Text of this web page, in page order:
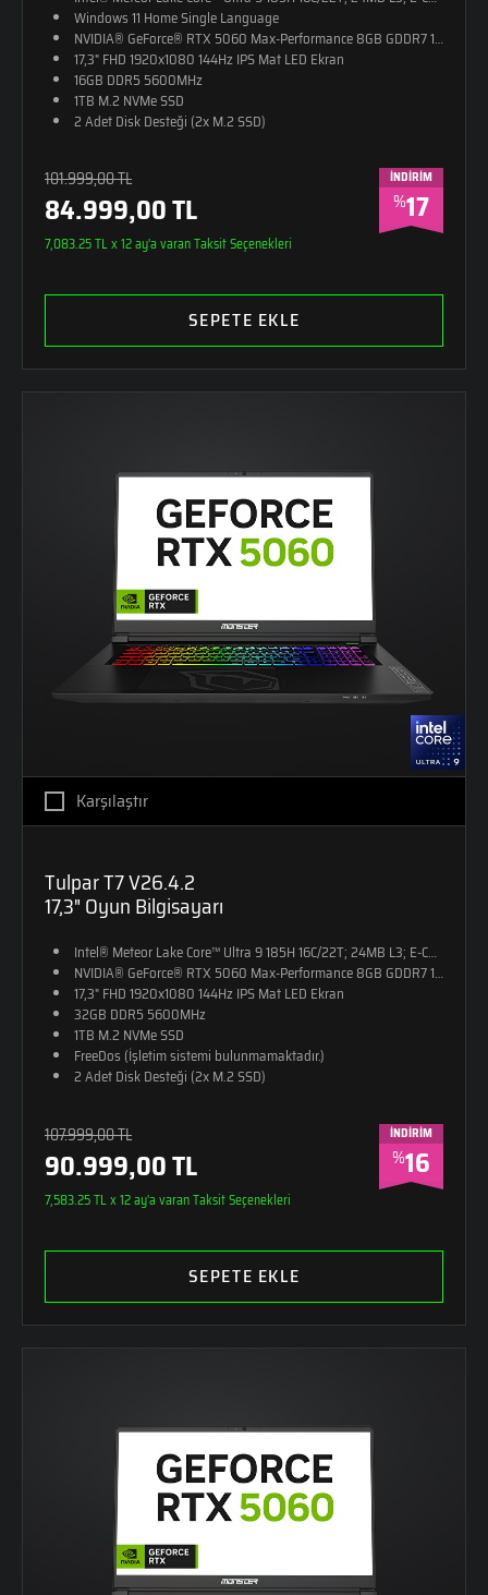
Windows 11 Home Single Language
NVIDIA® GeForce® RTX 5060 Max-Performance 8GB GDDR7 128-Bit
17,3" FHD 1920x1080 144Hz IPS Mat LED Ekran
16GB DDR5 5600MHz
1TB M.2 NVMe SSD
2 Adet Disk Desteği (2x M.2 SSD)
2,65kg Ağırlık
Monster Sırt Çantası Hediye
Alüminyum - Güçlendirilmiş Plastik Kasa
101.999,00 TL
84.999,00 TL
İNDİRİM
%17
7,083.25 TL x 12 ay'a varan Taksit Seçenekleri
SEPETE EKLE
Karşılaştır
Tulpar T7 V26.4.2
17,3" Oyun Bilgisayarı
Intel® Meteor Lake Core™ Ultra 9 185H 16C/22T; 24MB L3; E-CORE
NVIDIA® GeForce® RTX 5060 Max-Performance 8GB GDDR7 128-Bit
17,3" FHD 1920x1080 144Hz IPS Mat LED Ekran
32GB DDR5 5600MHz
1TB M.2 NVMe SSD
FreeDos (İşletim sistemi bulunmamaktadır.)
2 Adet Disk Desteği (2x M.2 SSD)
2,65kg Ağırlık
Monster Sırt Çantası Hediye
Alüminyum - Güçlendirilmiş Plastik Kasa
107.999,00 TL
90.999,00 TL
İNDİRİM
%16
7,583.25 TL x 12 ay'a varan Taksit Seçenekleri
SEPETE EKLE